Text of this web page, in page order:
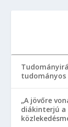
tudományos
„A jövőre
diákinterjú a